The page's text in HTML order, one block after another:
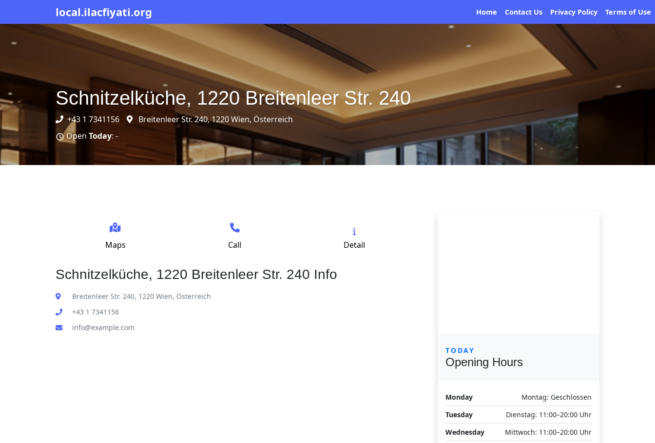
local.ilacfiyati.org Home Contact Us Privacy Policy Terms of Use
Schnitzelküche, 1220 Breitenleer Str. 240
+43 1 7341156
Breitenleer Str. 240, 1220 Wien, Österreich
Open Today: -
Maps Call Detail
Schnitzelküche, 1220 Breitenleer Str. 240 Info
Breitenleer Str. 240, 1220 Wien, Österreich
+43 1 7341156
info@example.com
TODAY
Opening Hours
Monday
Montag: Geschlossen
Tuesday
Dienstag: 11:00–20:00 Uhr
Wednesday
Mittwoch: 11:00–20:00 Uhr